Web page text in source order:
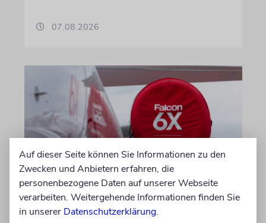
07.08.2026
Wegen Israel-Boykott:
Auf dieser Seite können Sie Informationen zu den
Zwecken und Anbietern erfahren, die
personenbezogene Daten auf unserer Webseite
verarbeiten. Weitergehende Informationen finden Sie
in unserer Datenschutzerklärung.